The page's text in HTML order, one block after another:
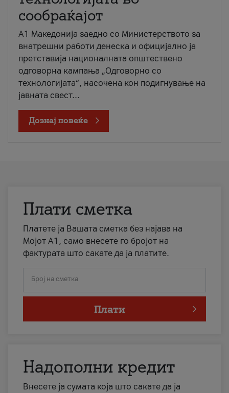
сообраќајот
A1 Македонија заедно со Министерството за
внатрешни работи денеска и официјално ја
претставија националната општествено
одговорна кампања „Одговорно со
технологијата“, насочена кон подигнување на
јавната свест...
Дознај повеќе
Плати сметка
Платете ја Вашата сметка без најава на
Мојот А1, само внесете го бројот на
фактурата што сакате да ја платите.
Број на сметка
Плати
Надополни кредит
Внесете ја сумата која што сакате да ја